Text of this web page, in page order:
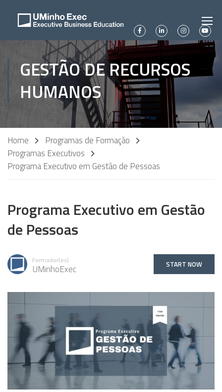
GESTÃO DE RECURSOS
HUMANOS
Home
Programas de Formação
Programas Executivos
Programa Executivo em Gestão de Pessoas
Programa Executivo em Gestão
de Pessoas
Formador(es)
UMinhoExec START NOW